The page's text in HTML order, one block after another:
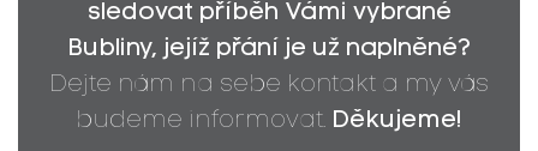
sledovat příběh Vámi vybrané
Bubliny, jejíž přání je už naplněné?
Dejte nám na sebe kontakt a my vás
budeme informovat. Děkujeme!